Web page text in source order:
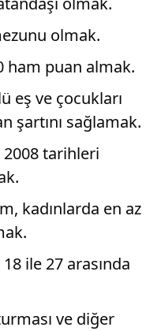
olmak.
ham puan almak.
eş ve çocukları
şartını sağlamak.
2008 tarihleri
kadınlarda en az
ile 27 arasında
ve diğer